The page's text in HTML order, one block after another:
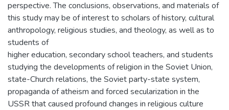
perspective. The conclusions, observations, and materials of
this study may be of interest to scholars of history, cultural
anthropology, religious studies, and theology, as well as to
students of
higher education, secondary school teachers, and students
studying the developments of religion in the Soviet Union,
state-Church relations, the Soviet party-state system,
propaganda of atheism and forced secularization in the
USSR that caused profound changes in religious culture